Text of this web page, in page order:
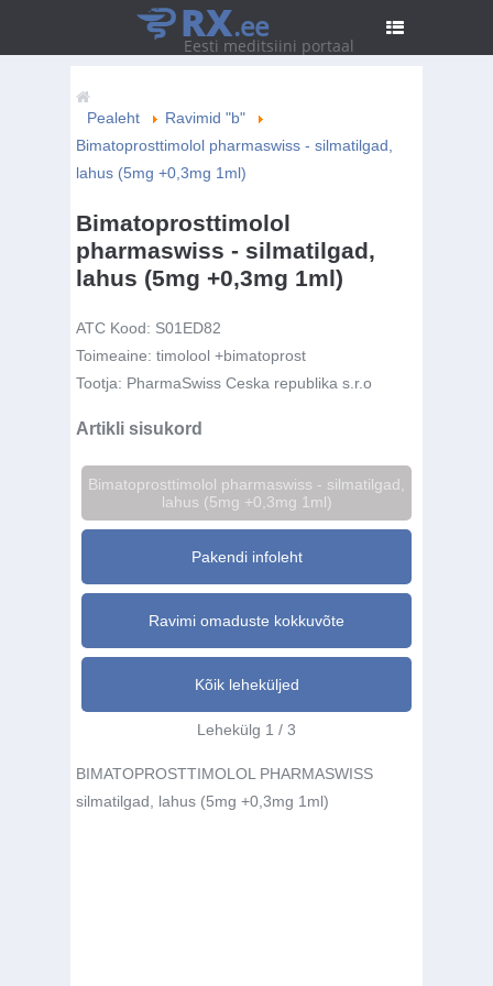
RX.ee
Eesti meditsiini portaal
Pealeht
Ravimid "b"
Bimatoprosttimolol pharmaswiss - silmatilgad,
lahus (5mg +0,3mg 1ml)
Bimatoprosttimolol
pharmaswiss - silmatilgad,
lahus (5mg +0,3mg 1ml)
ATC Kood: S01ED82
Toimeaine: timolool +bimatoprost
Tootja: PharmaSwiss Ceska republika s.r.o
Artikli sisukord
Bimatoprosttimolol pharmaswiss - silmatilgad,
lahus (5mg +0,3mg 1ml)
Pakendi infoleht
Ravimi omaduste kokkuvõte
Kõik leheküljed
Lehekülg 1 / 3
BIMATOPROSTTIMOLOL PHARMASWISS
silmatilgad, lahus (5mg +0,3mg 1ml)